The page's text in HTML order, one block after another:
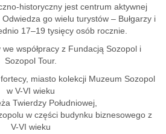
historyczny jest centrum aktywnej
go wielu turystów – Bułgarzy i
17–19 tysięcy osób rocznie.
współpracy z Fundacją Sozopol i
Sozopol Tour.
miasto kolekcji Muzeum Sozopol
w V-VI wieku
Twierdzy Południowej,
w części budynku biznesowego z
V-VI wieku